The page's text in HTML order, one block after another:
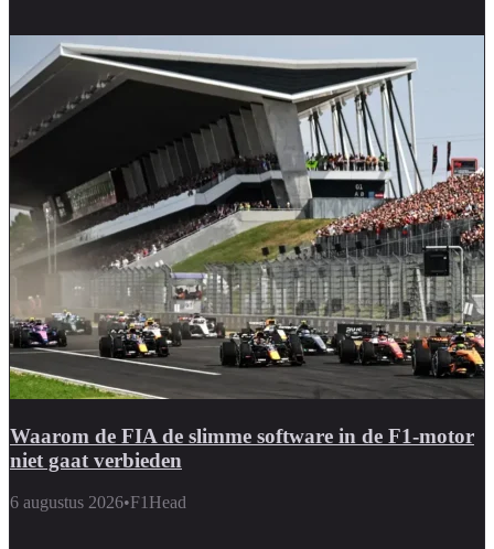
Waarom de FIA de slimme software in de F1-motor
niet gaat verbieden
6 augustus 2026•F1Head